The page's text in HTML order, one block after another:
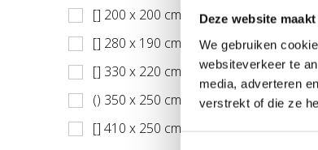
Deze website
We gebruiken
websiteverkeer te
media, adverteren
verstrekt of die ze
[] 200 x 200 cm (1)
[] 280 x 190 cm (2)
[] 330 x 220 cm (1)
() 350 x 250 cm (2)
[] 410 x 250 cm (1)